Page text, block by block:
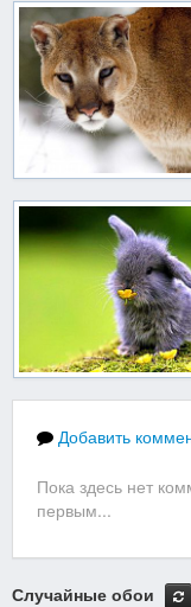
Добавить
Пока здесь нет
первым...
Случайные обои